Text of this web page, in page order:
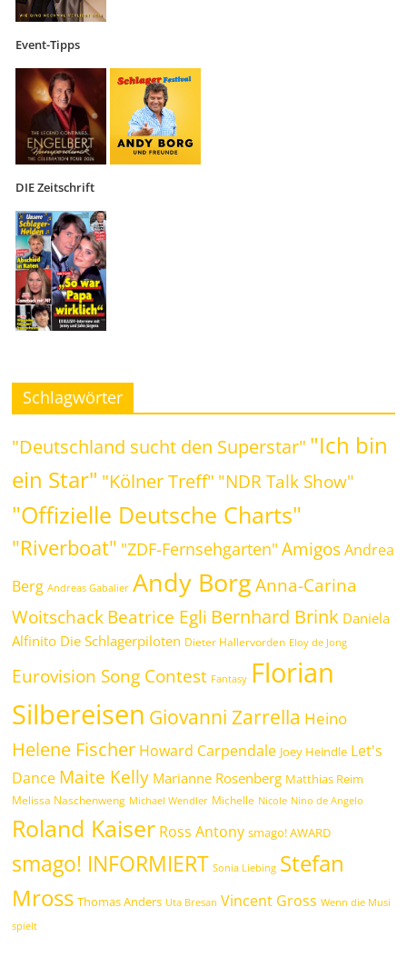
Event-Tipps
DIE Zeitschrift
Schlagwörter
"Deutschland sucht den Superstar" "Ich bin
ein Star" "Kölner Treff" "NDR Talk Show"
"Offizielle Deutsche Charts"
"Riverboat" "ZDF-Fernsehgarten" Amigos Andrea
Berg Andreas Gabalier Andy Borg Anna-Carina
WoitschackBeatrice Egli Bernhard Brink Daniela
Alfinito Die Schlagerpiloten Dieter Hallervorden Eloy de Jong
Eurovision Song Contest Fantasy Florian
Silbereisen Giovanni Zarrella Heino
Helene Fischer Howard Carpendale Joey Heindle Let's
Dance Maite Kelly Marianne Rosenberg Matthias Reim
Melissa Naschenweng Michael Wendler Michelle Nicole Nino de Angelo
Roland Kaiser Ross Antony smago! AWARD
smago! INFORMIERT Sonia Liebing Stefan
Mross Thomas Anders Uta Bresan Vincent Gross Wenn die Musi
spielt